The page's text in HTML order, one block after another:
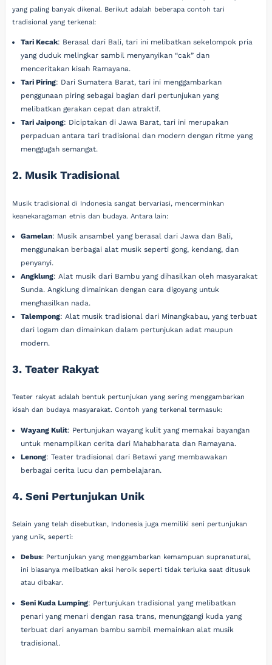
yang paling banyak dikenal. Berikut adalah beberapa contoh tari
tradisional yang terkenal:
Tari Kecak: Berasal dari Bali, tari ini melibatkan sekelompok pria
yang duduk melingkar sambil menyanyikan “cak” dan
menceritakan kisah Ramayana.
Tari Piring: Dari Sumatera Barat, tari ini menggambarkan
penggunaan piring sebagai bagian dari pertunjukan yang
melibatkan gerakan cepat dan atraktif.
Tari Jaipong: Diciptakan di Jawa Barat, tari ini merupakan
perpaduan antara tari tradisional dan modern dengan ritme yang
menggugah semangat.
2. Musik Tradisional
Musik tradisional di Indonesia sangat bervariasi, mencerminkan
keanekaragaman etnis dan budaya. Antara lain:
Gamelan: Musik ansambel yang berasal dari Jawa dan Bali,
menggunakan berbagai alat musik seperti gong, kendang, dan
penyanyi.
Angklung: Alat musik dari Bambu yang dihasilkan oleh masyarakat
Sunda. Angklung dimainkan dengan cara digoyang untuk
menghasilkan nada.
Talempong: Alat musik tradisional dari Minangkabau, yang terbuat
dari logam dan dimainkan dalam pertunjukan adat maupun
modern.
3. Teater Rakyat
Teater rakyat adalah bentuk pertunjukan yang sering menggambarkan
kisah dan budaya masyarakat. Contoh yang terkenal termasuk:
Wayang Kulit: Pertunjukan wayang kulit yang memakai bayangan
untuk menampilkan cerita dari Mahabharata dan Ramayana.
Lenong: Teater tradisional dari Betawi yang membawakan
berbagai cerita lucu dan pembelajaran.
4. Seni Pertunjukan Unik
Selain yang telah disebutkan, Indonesia juga memiliki seni pertunjukan
yang unik, seperti:
Debus: Pertunjukan yang menggambarkan kemampuan supranatural,
ini biasanya melibatkan aksi heroik seperti tidak terluka saat ditusuk
atau dibakar.
Seni Kuda Lumping: Pertunjukan tradisional yang melibatkan
penari yang menari dengan rasa trans, menunggangi kuda yang
terbuat dari anyaman bambu sambil memainkan alat musik
tradisional.